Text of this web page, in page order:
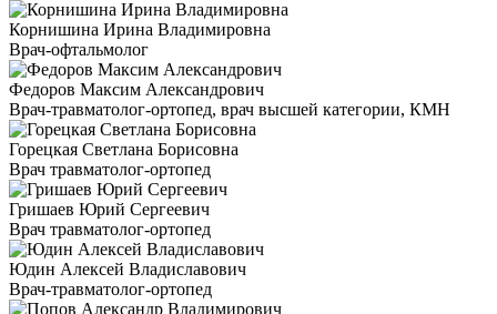
Корнишина Ирина Владимировна
Врач-офтальмолог
Федоров Максим Александрович
Врач-травматолог-ортопед, врач высшей категории, КМН
Горецкая Светлана Борисовна
Врач травматолог-ортопед
Гришаев Юрий Сергеевич
Врач травматолог-ортопед
Юдин Алексей Владиславович
Врач-травматолог-ортопед